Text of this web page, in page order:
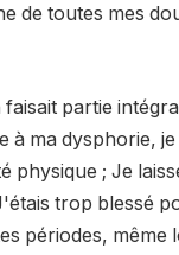
de toutes mes
faisait partie
à ma dysphorie,
physique ; Je
trop blessé
périodes, même